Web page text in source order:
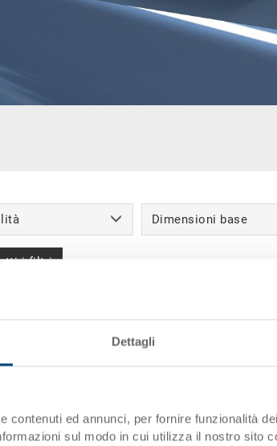
Dettagli
contenuti ed annunci, per fornire funzionalità
sul modo in cui utilizza il nostro sito
Dimensioni base
i filtri